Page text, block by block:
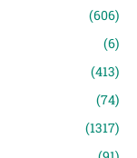
(606)
(6)
(413)
(74)
(1317)